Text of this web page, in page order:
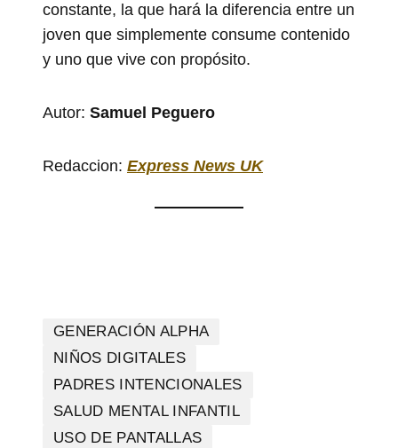
constante, la que hará la diferencia entre un
joven que simplemente consume contenido
y uno que vive con propósito.
Autor: Samuel Peguero
Redaccion: Express News UK
GENERACIÓN ALPHA
NIÑOS DIGITALES
PADRES INTENCIONALES
SALUD MENTAL INFANTIL
USO DE PANTALLAS